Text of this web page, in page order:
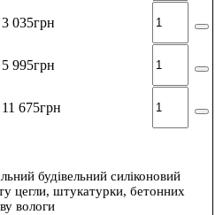
3 035грн
5 995грн
11 675грн
будівельний силіконовий
цегли, штукатурки, бетонних
вологи